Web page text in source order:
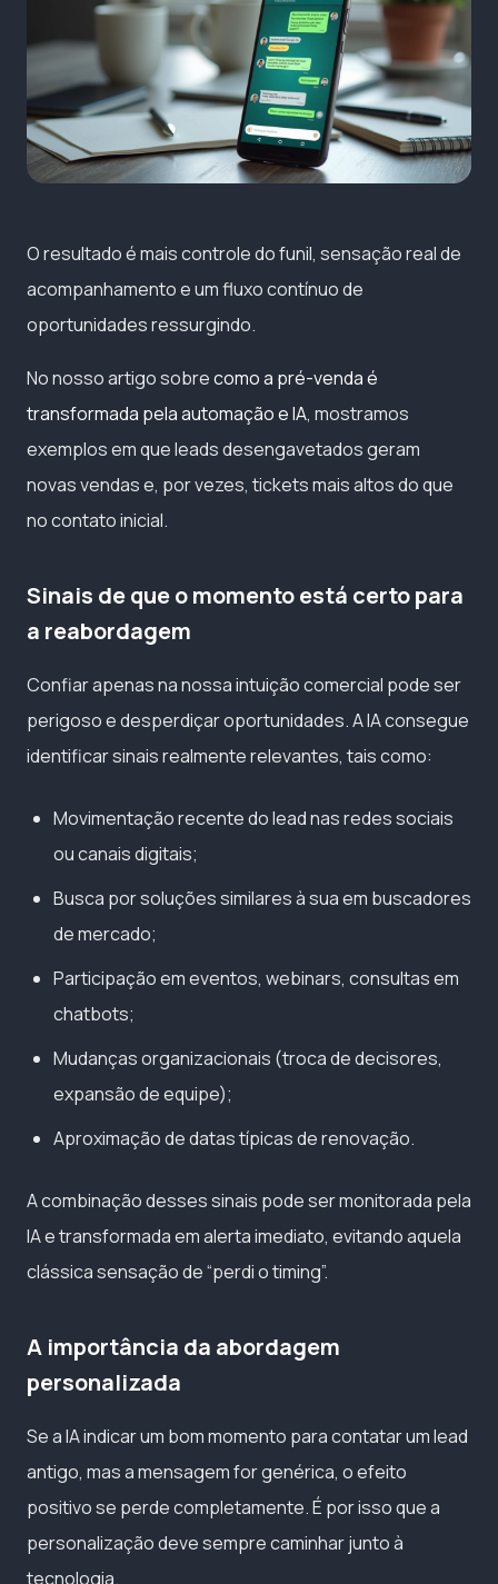
O resultado é mais controle do funil, sensação real de
acompanhamento e um fluxo contínuo de
oportunidades ressurgindo.
No nosso artigo sobrecomo a pré-venda é
transformada pela automação e IA, mostramos
exemplos em que leads desengavetados geram
novas vendas e, por vezes, tickets mais altos do que
no contato inicial.
Sinais de que o momento está certo para
a reabordagem
Confiar apenas na nossa intuição comercial pode ser
perigoso e desperdiçar oportunidades. A IA consegue
identificar sinais realmente relevantes, tais como:
Movimentação recente do lead nas redes sociais
ou canais digitais;
Busca por soluções similares à sua em buscadores
de mercado;
Participação em eventos, webinars, consultas em
chatbots;
Mudanças organizacionais (troca de decisores,
expansão de equipe);
Aproximação de datas típicas de renovação.
A combinação desses sinais pode ser monitorada pela
IA e transformada em alerta imediato, evitando aquela
clássica sensação de “perdi o timing”.
A importância da abordagem
personalizada
Se a IA indicar um bom momento para contatar um lead
antigo, mas a mensagem for genérica, o efeito
positivo se perde completamente. É por isso que a
personalização deve sempre caminhar junto à
tecnologia.